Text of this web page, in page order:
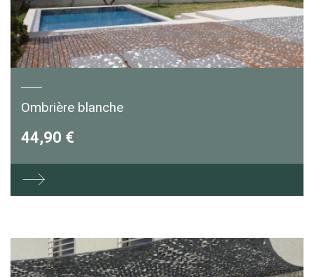
Ombrière blanche
44,90 €